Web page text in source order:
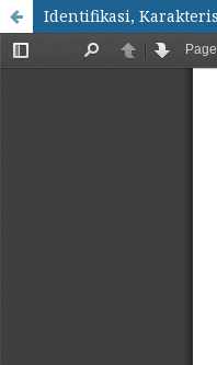
Identifikasi,